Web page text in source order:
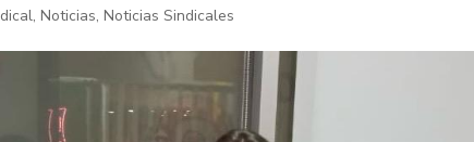
,Noticias,Noticias Sindicales